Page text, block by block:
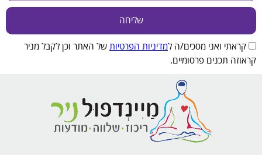
קראתי ואני מסכים/ה למדיניות הפרטיות של האתר וכן לקבל מניר
קראוזה תכנים פרסומיים.
שליחה